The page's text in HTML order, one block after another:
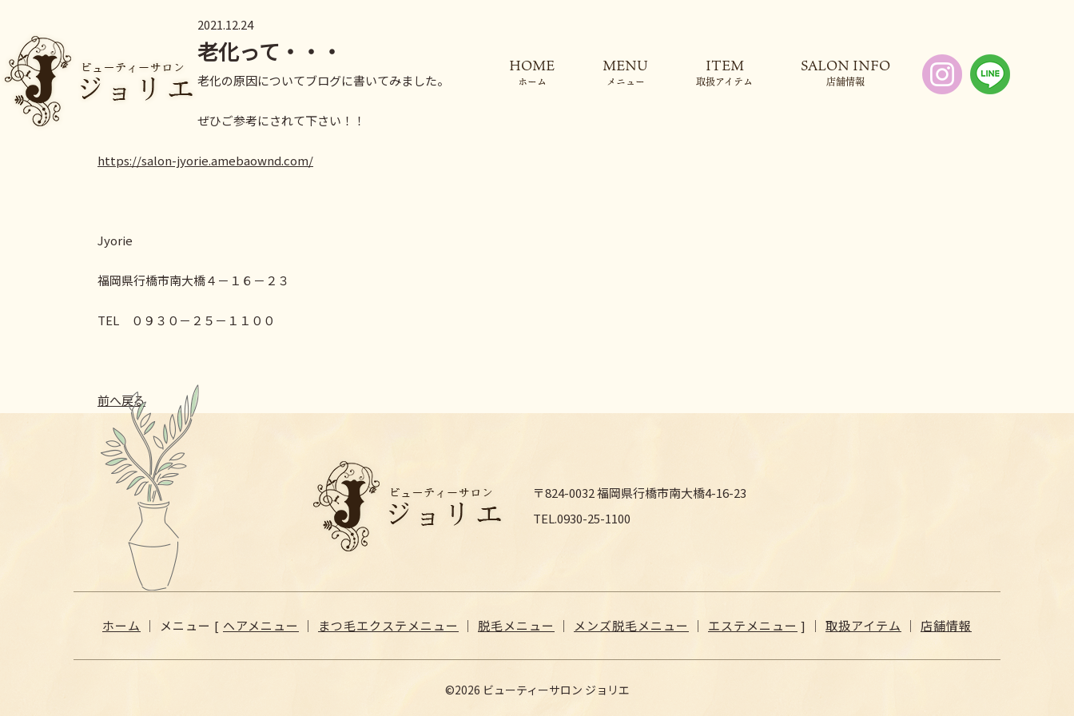
ホーム メニュー 取扱アイテム 店舗情報
2021.12.24
老化って・・・
老化の原因についてブログに書いてみました。
ぜひご参考にされて下さい！！
https://salon-jyorie.amebaownd.com/
Jyorie
福岡県行橋市南大橋４－１６－２３
TEL ０９３０－２５－１１００
前へ戻る
〒824-0032 福岡県行橋市南大橋4-16-23
TEL.0930-25-1100
ホーム ｜ メニュー [ ヘアメニュー ｜ まつ毛エクステメニュー ｜ 脱毛メニュー ｜ メンズ脱毛メニュー ｜ エステメニュー ] ｜ 取扱アイテム ｜ 店舗情報
©2026 ビューティーサロン ジョリエ